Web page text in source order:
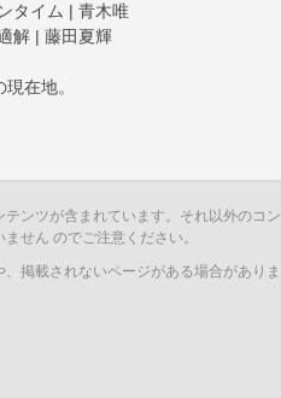
タイム | 青木唯
解 | 藤田夏輝
在地。
ンツが含まれています。それ以外のコン
せん のでご注意ください。
掲載されないページがある場合がありま